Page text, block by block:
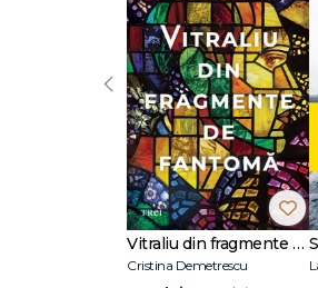
Vitraliu din fragmente de fantomă
Cristina Demetrescu
‹